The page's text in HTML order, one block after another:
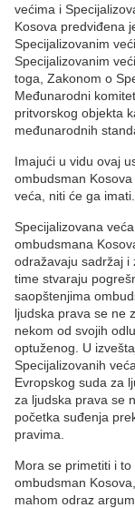
većima i
Kosova predviđena
Specijalizovanim
Specijalizovanim
toga, Zakonom o
Međunarodni
pritvorskog objekta
međunarodnih
Imajući u vidu ovaj
ombudsman
veća, niti će ga imati.
Specijalizovana
ombudsmana
odražavaju sadržaj i
time stvaraju
saopštenjima
ljudska prava se ne
nekom od svojih
optuženog. U
Specijalizovanih
Evropskog suda za
za ljudska prava se
početka suđenja
pravima.
Mora se primetiti i
ombudsman
mahom odraz